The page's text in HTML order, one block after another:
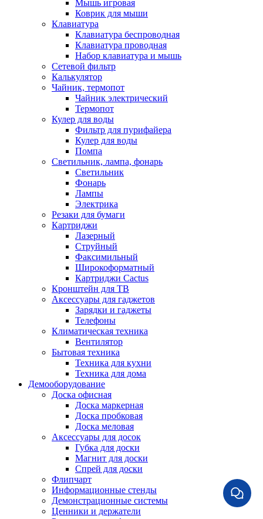
Мышь игровая
Коврик для мыши
Клавиатура
Клавиатура беспроводная
Клавиатура проводная
Набор клавиатура и мышь
Сетевой фильтр
Калькулятор
Чайник, термопот
Чайник электрический
Термопот
Кулер для воды
Фильтр для пурифайера
Кулер для воды
Помпа
Светильник, лампа, фонарь
Светильник
Фонарь
Лампы
Электрика
Резаки для бумаги
Картриджи
Лазерный
Струйный
Факсимильный
Широкоформатный
Картриджи Cactus
Кронштейн для ТВ
Аксессуары для гаджетов
Зарядки и гаджеты
Телефоны
Климатическая техника
Вентилятор
Бытовая техника
Техника для кухни
Техника для дома
Демооборудование
Доска офисная
Доска маркерная
Доска пробковая
Доска меловая
Аксессуары для досок
Губка для доски
Магнит для доски
Спрей для доски
Флипчарт
Информационные стенды
Демонстрационные системы
Ценники и держатели